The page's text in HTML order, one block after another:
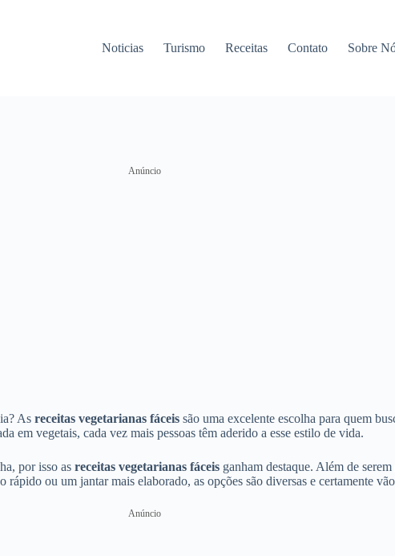
Noticias Turismo Receitas Contato Sobre
Anúncio
As receitas vegetarianas fáceis são uma excelente escolha para quem
em vegetais, cada vez mais pessoas têm aderido a esse estilo de vida.
por isso as receitas vegetarianas fáceis ganham destaque. Além de
ou um jantar mais elaborado, as opções são diversas e certamente
Anúncio